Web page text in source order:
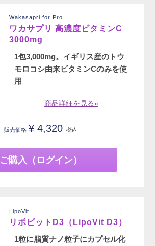
Wakasapri for Pro.
ワカサプリ 高濃度ビタミンC
3000mg
1包3,000mg。イギリス産のトウ
モロコシ由来ビタミンCのみを使
用
商品詳細を見る»
販売価格 ¥ 4,320 税込
ご購入（ログイン）
LipoVit
リポビットD3（LipoVit D3）
1粒に脂質ナノ粒子にカプセル化